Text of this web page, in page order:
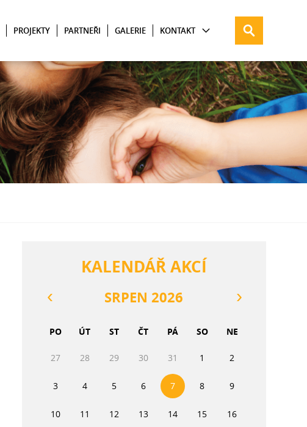
PROJEKTY PARTNEŘI GALERIE KONTAKT
KALENDÁŘ AKCÍ
SRPEN 2026
PO ÚT ST ČT PÁ SO NE
27 28 29 30 31 1 2
3 4 5 6 7 8 9
10 11 12 13 14 15 16